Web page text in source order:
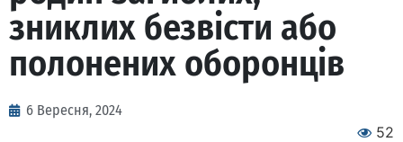
зниклих безвісти або
полонених оборонців
6 Вересня, 2024
52